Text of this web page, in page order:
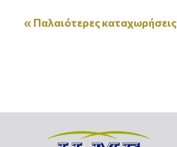
« Παλαιότερες καταχωρήσεις